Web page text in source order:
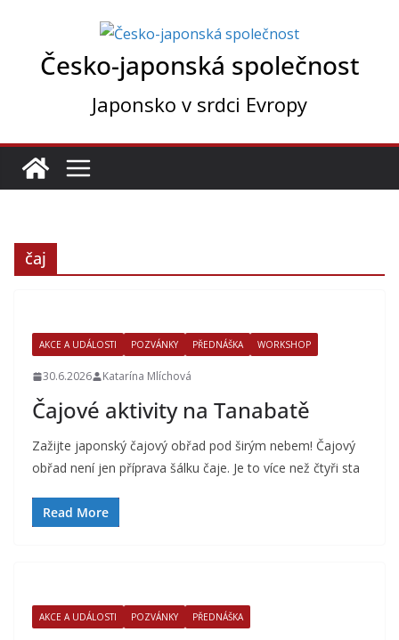
Česko-japonská společnost
Japonsko v srdci Evropy
čaj
AKCE A UDÁLOSTI POZVÁNKY PŘEDNÁŠKA WORKSHOP
30.6.2026 Katarína Mlíchová
Čajové aktivity na Tanabatě
Zažijte japonský čajový obřad pod širým nebem! Čajový
obřad není jen příprava šálku čaje. Je to více než čtyři sta
Read More
AKCE A UDÁLOSTI POZVÁNKY PŘEDNÁŠKA